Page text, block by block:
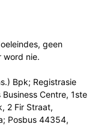
geen
word nie.
Bpk; Registrasie
Centre, 1ste
2 Fir Straat,
Posbus 44354,